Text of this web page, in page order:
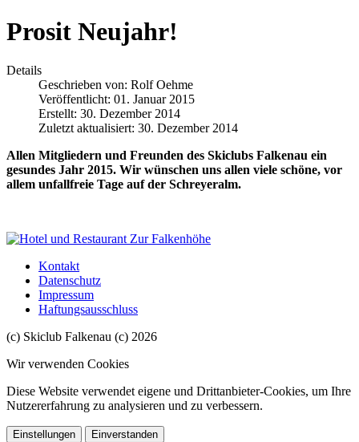
Prosit Neujahr!
Details
Geschrieben von: Rolf Oehme
Veröffentlicht: 01. Januar 2015
Erstellt: 30. Dezember 2014
Zuletzt aktualisiert: 30. Dezember 2014
Allen Mitgliedern und Freunden des Skiclubs Falkenau ein
gesundes Jahr 2015. Wir wünschen uns allen viele schöne, vor
allem unfallfreie Tage auf der Schreyeralm.
Kontakt
Datenschutz
Impressum
Haftungsausschluss
(c) Skiclub Falkenau (c) 2026
Wir verwenden Cookies
Diese Website verwendet eigene und Drittanbieter-Cookies, um Ihre
Nutzererfahrung zu analysieren und zu verbessern.
Einstellungen Einverstanden